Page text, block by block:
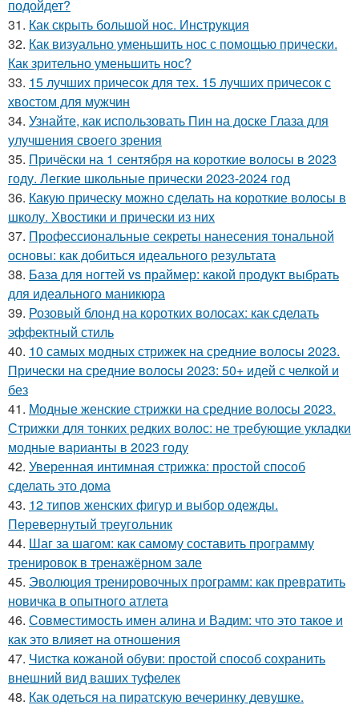
подойдет?
31. Как скрыть большой нос. Инструкция
32. Как визуально уменьшить нос с помощью прически.
Как зрительно уменьшить нос?
33. 15 лучших причесок для тех. 15 лучших причесок с
хвостом для мужчин
34. Узнайте, как использовать Пин на доске Глаза для
улучшения своего зрения
35. Причёски на 1 сентября на короткие волосы в 2023
году. Легкие школьные прически 2023-2024 год
36. Какую прическу можно сделать на короткие волосы в
школу. Хвостики и прически из них
37. Профессиональные секреты нанесения тональной
основы: как добиться идеального результата
38. База для ногтей vs праймер: какой продукт выбрать
для идеального маникюра
39. Розовый блонд на коротких волосах: как сделать
эффектный стиль
40. 10 самых модных стрижек на средние волосы 2023.
Прически на средние волосы 2023: 50+ идей с челкой и
без
41. Модные женские стрижки на средние волосы 2023.
Стрижки для тонких редких волос: не требующие укладки
модные варианты в 2023 году
42. Уверенная интимная стрижка: простой способ
сделать это дома
43. 12 типов женских фигур и выбор одежды.
Перевернутый треугольник
44. Шаг за шагом: как самому составить программу
тренировок в тренажёрном зале
45. Эволюция тренировочных программ: как превратить
новичка в опытного атлета
46. Совместимость имен алина и Вадим: что это такое и
как это влияет на отношения
47. Чистка кожаной обуви: простой способ сохранить
внешний вид ваших туфелек
48. Как одеться на пиратскую вечеринку девушке.